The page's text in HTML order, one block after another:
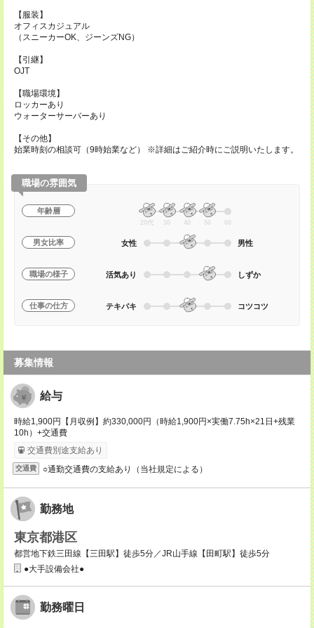
【服装】
オフィスカジュアル
（スニーカーOK、ジーンズNG）
【引継】
OJT
【職場環境】
ロッカーあり
ウォーターサーバーあり
【その他】
始業時刻の相談可（9時始業など） ※詳細はご紹介時にご説明いたします。
職場の雰囲気
年齢層
20代 30 40 50 60
男女比率 女性 男性
職場の様子 活気あり しずか
仕事の仕方 テキパキ コツコツ
募集情報
給与
時給1,900円【月収例】約330,000円（時給1,900円×実働7.75h×21日+残業
10h）+交通費
交通費別途支給あり
交通費 ○通勤交通費の支給あり（当社規定による）
勤務地
東京都港区
都営地下鉄三田線【三田駅】徒歩5分／JR山手線【田町駅】徒歩5分
●大手設備会社●
勤務曜日